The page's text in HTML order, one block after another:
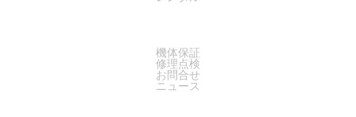
機体保証
修理点検
お問合せ
ニュース